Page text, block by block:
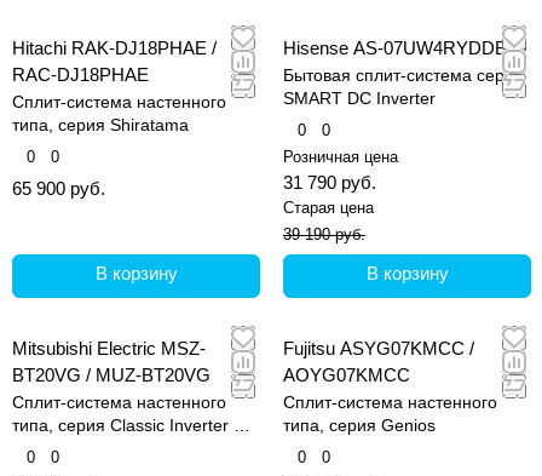
Hitachi RAK-DJ18PHAE /
RAC-DJ18PHAE
Сплит-система настенного
типа, серия Shiratama
0 0
65 900 руб.
В корзину
Hisense AS-07UW4RYDDB00
Бытовая сплит-система серии
SMART DC Inverter
0
0
Розничная цена
31 790 руб.
Старая цена
39 190 руб.
В корзину
Mitsubishi Electric MSZ-
BT20VG / MUZ-BT20VG
Сплит-система настенного
типа, серия Classic Inverter BT
Pro Limited Edition
0 0
Fujitsu ASYG07KMCC /
AOYG07KMCC
Сплит-система настенного
типа, серия Genios
0 0